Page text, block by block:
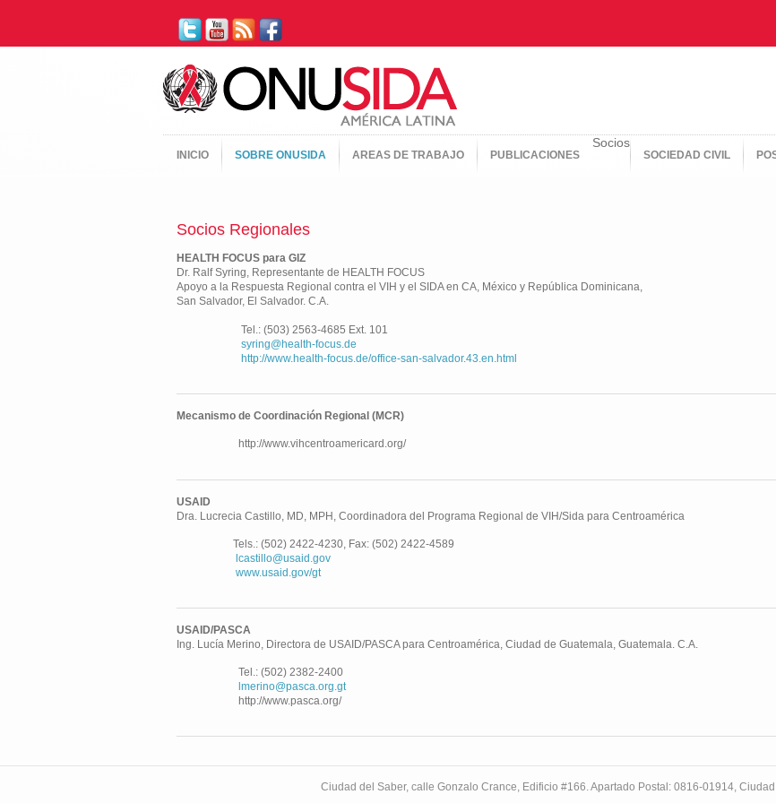
INICIO SOBRE ONUSIDA AREAS DE TRABAJO PUBLICACIONES
Socios
SOCIEDAD CIVIL
Socios Regionales
HEALTH FOCUS para GIZ
Dr. Ralf Syring, Representante de HEALTH FOCUS
Apoyo a la Respuesta Regional contra el VIH y el SIDA en CA, México y República Dominicana,
San Salvador, El Salvador. C.A.
Tel.: (503) 2563-4685 Ext. 101
syring@health-focus.de
http://www.health-focus.de/office-san-salvador.43.en.html
Mecanismo de Coordinación Regional (MCR)
http://www.vihcentroamericard.org/
USAID
Dra. Lucrecia Castillo, MD, MPH, Coordinadora del Programa Regional de VIH/Sida para Centroamérica
Tels.: (502) 2422-4230, Fax: (502) 2422-4589
lcastillo@usaid.gov
www.usaid.gov/gt
USAID/PASCA
Ing. Lucía Merino, Directora de USAID/PASCA para Centroamérica, Ciudad de Guatemala, Guatemala. C.A.
Tel.: (502) 2382-2400
lmerino@pasca.org.gt
http://www.pasca.org/
Ciudad del Saber, calle Gonzalo Crance, Edificio #166. Apartado Postal: 0816-01914,